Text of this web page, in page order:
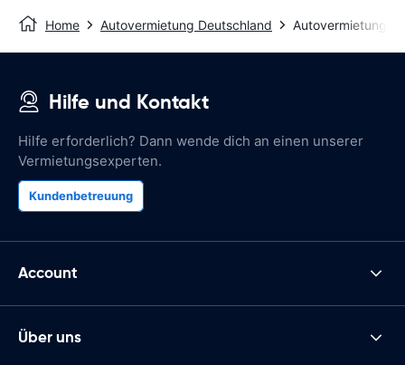
Home Autovermietung Deutschland Autovermietung
Hilfe und Kontakt
Hilfe erforderlich? Dann wende dich an einen unserer
Vermietungsexperten.
Kundenbetreuung
Account
Über uns